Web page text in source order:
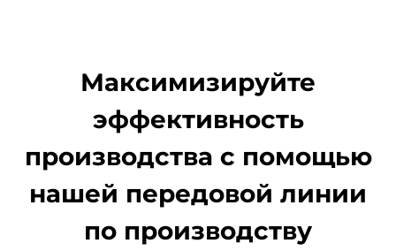
Максимизируйте
эффективность
производства с помощью
нашей передовой линии
по производству